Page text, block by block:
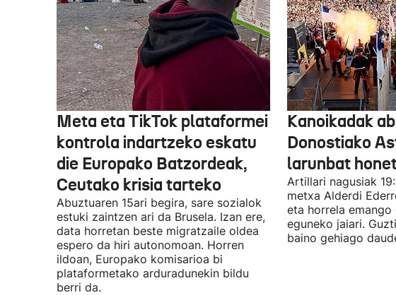
Meta eta TikTok plataformei
kontrola indartzeko eskatu
die Europako Batzordeak,
Ceutako krisia tarteko
Abuztuaren 15ari begira, sare sozialok
estuki zaintzen ari da Brusela. Izan ere,
data horretan beste migratzaile oldea
espero da hiri autonomoan. Horren
ildoan, Europako komisarioa bi
plataformetako arduradunekin bildu
berri da.
Kanoikadak
Donostiako
larunbat
Artillari nagusiak
metxa Alderdi
eta horrela
eguneko jaiari.
baino gehiago